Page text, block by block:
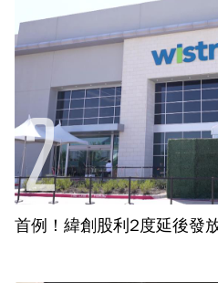
首例！緯創股利2度延後發